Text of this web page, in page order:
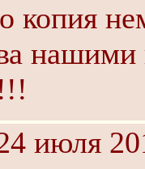
копия
июля